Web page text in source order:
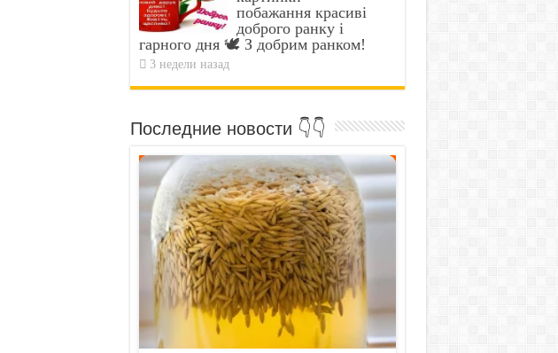
побажання красиві
доброго ранку і
гарного дня 🕊️ З добрим ранком!
3 недели назад
Последние новости 👇👇